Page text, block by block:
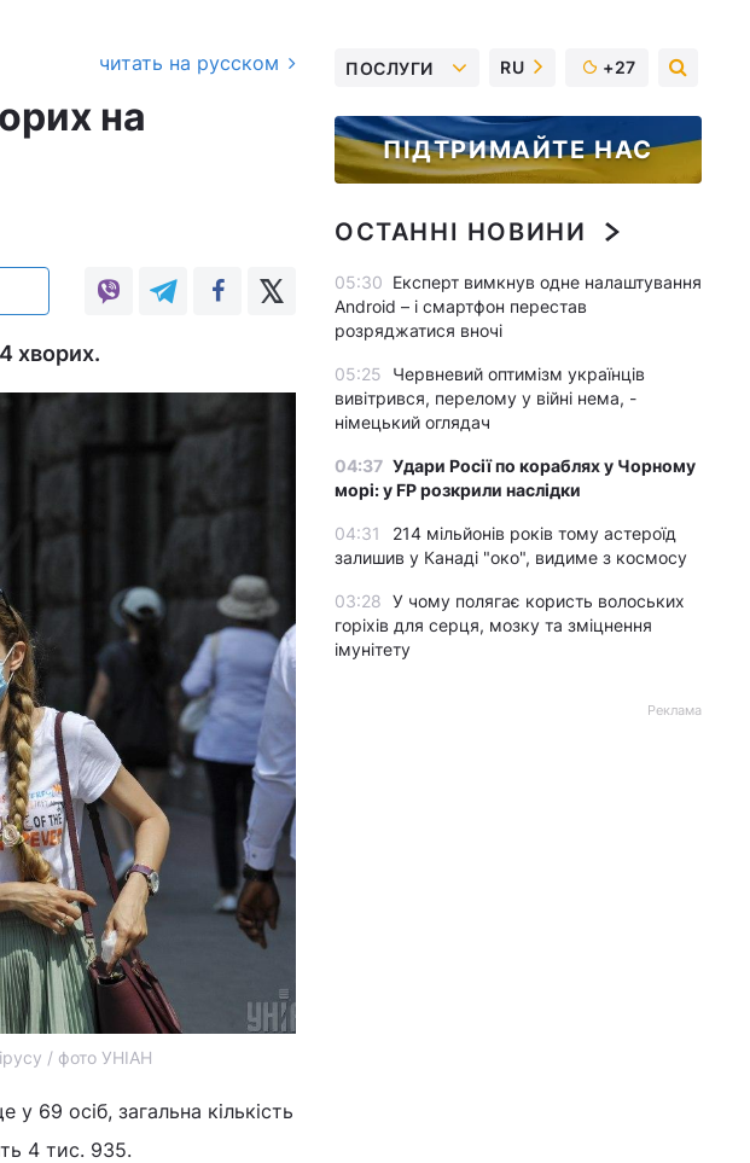
читать на русском
на
хворих.
/ фото УНІАН
69 осіб, загальна кількість
4 тис. 935.
ПОСЛУГИ RU +27
ПІДТРИМАЙТЕ НАС
ОСТАННІ НОВИНИ
05:30 Експерт вимкнув одне налаштування
Android – і смартфон перестав
розряджатися вночі
05:25
Червневий оптимізм українців
вивітрився, перелому у війні нема, -
німецький оглядач
04:37 Удари Росії по кораблях у Чорному
морі: у FP розкрили наслідки
04:31
214 мільйонів років тому астероїд
залишив у Канаді "око", видиме з космосу
03:28 У чому полягає користь волоських
горіхів для серця, мозку та зміцнення
імунітету
Реклама